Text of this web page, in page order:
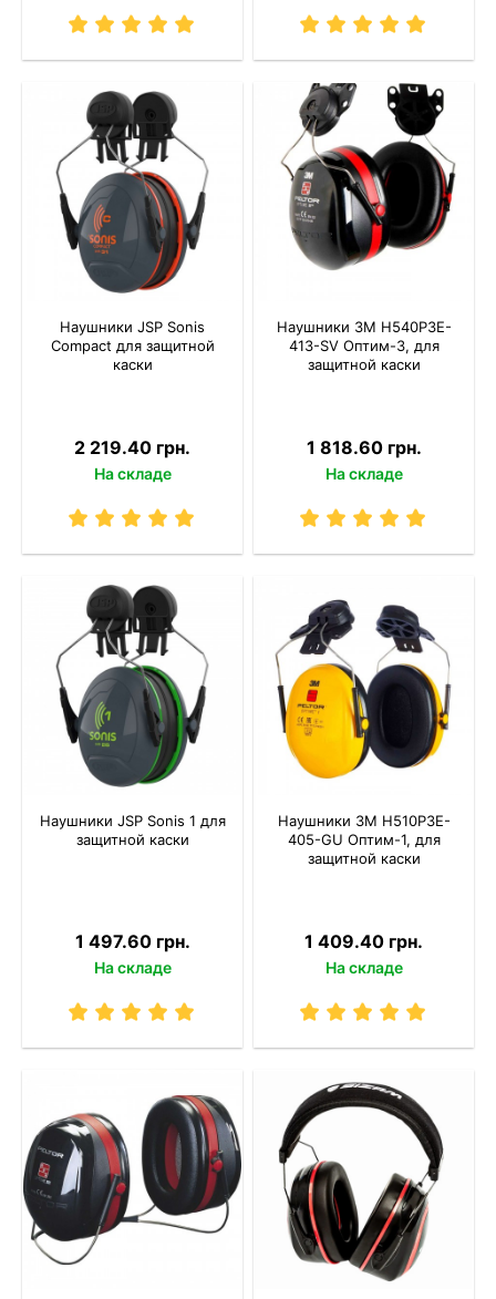
Наушники JSP Sonis
Compact для защитной
каски
2 219.40 грн.
На складе
Наушники 3M H540P3E-
413-SV Оптим-3, для
защитной каски
1 818.60 грн.
На складе
Наушники JSP Sonis 1 для
защитной каски
1 497.60 грн.
На складе
Наушники 3M H510P3E-
405-GU Оптим-1, для
защитной каски
1 409.40 грн.
На складе